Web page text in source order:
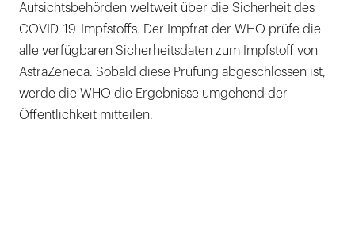
Aufsichtsbehörden weltweit über die Sicherheit des
COVID-19-Impfstoffs. Der Impfrat der WHO prüfe die
alle verfügbaren Sicherheitsdaten zum Impfstoff von
AstraZeneca. Sobald diese Prüfung abgeschlossen ist,
werde die WHO die Ergebnisse umgehend der
Öffentlichkeit mitteilen.